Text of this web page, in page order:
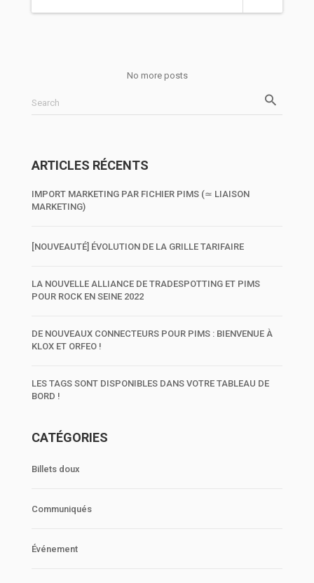
No more posts
Search
ARTICLES RÉCENTS
IMPORT MARKETING PAR FICHIER PIMS (≃ LIAISON
MARKETING)
[NOUVEAUTÉ] ÉVOLUTION DE LA GRILLE TARIFAIRE
LA NOUVELLE ALLIANCE DE TRADESPOTTING ET PIMS
POUR ROCK EN SEINE 2022
DE NOUVEAUX CONNECTEURS POUR PIMS : BIENVENUE À
KLOX ET ORFEO !
LES TAGS SONT DISPONIBLES DANS VOTRE TABLEAU DE
BORD !
CATÉGORIES
Billets doux
Communiqués
Événement